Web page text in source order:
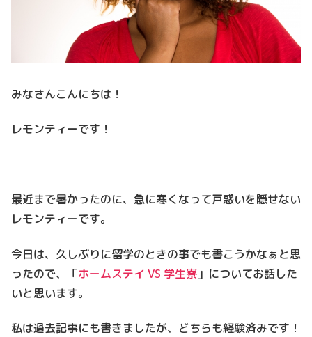
みなさんこんにちは！
レモンティーです！
最近まで暑かったのに、急に寒くなって戸惑いを隠せない
レモンティーです。
今日は、久しぶりに留学のときの事でも書こうかなぁと思
ったので、「ホームステイ VS 学生寮 」についてお話した
いと思います。
私は過去記事にも書きましたが、どちらも経験済みです！